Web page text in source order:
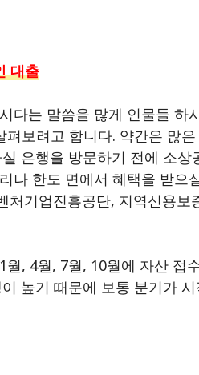
대출
다는 말씀을 많게 인물들 하
보려고 합니다. 약간은 많
은행을 방문하기 전에 소상
나 한도 면에서 혜택을 받으
처기업진흥공단, 지역신용보
, 4월, 7월, 10월에 자산 접
높기 때문에 보통 분기가